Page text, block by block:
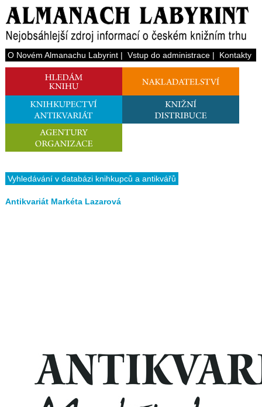
O Novém Almanachu Labyrint| Vstup do administrace| Kontakty
Vyhledávání v databázi knihkupců a antikvářů
Antikvariát Markéta Lazarová